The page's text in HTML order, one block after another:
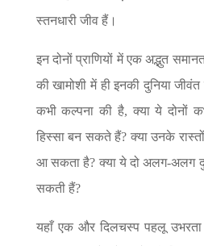
स्तनधारी जीव हैं।
इन दोनों प्राणियों में एक अद्भुत
की खामोशी में ही इनकी दुनिया
कभी कल्पना की है, क्या ये दोनों
हिस्सा बन सकते हैं? क्या उनके
आ सकता है? क्या ये दो अलग-अलग
सकती हैं?
यहाँ एक और दिलचस्प पहलू उभरता